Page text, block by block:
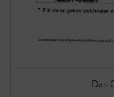
Das